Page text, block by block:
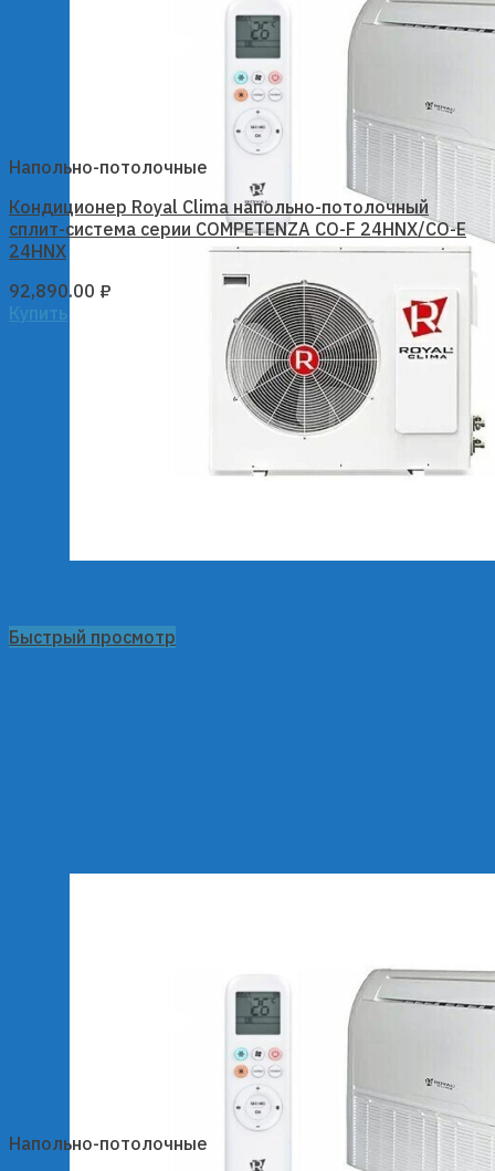
Быстрый просмотр
Напольно-потолочные
Кондиционер Royal Clima напольно-потолочный
сплит-система серии COMPETENZA CO-F 24HNX/CO-E
24HNX
92,890.00 ₽
Купить
Напольно-потолочные